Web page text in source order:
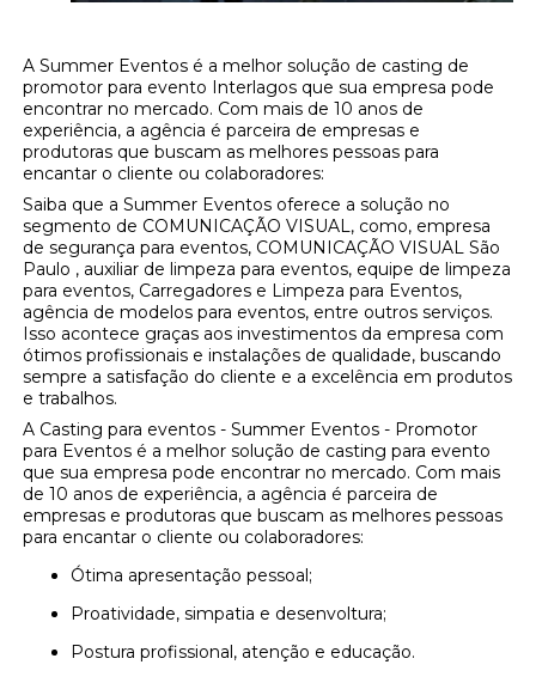
A Summer Eventos é a melhor solução de casting de
promotor para evento Interlagos que sua empresa pode
encontrar no mercado. Com mais de 10 anos de
experiência, a agência é parceira de empresas e
produtoras que buscam as melhores pessoas para
encantar o cliente ou colaboradores:
Saiba que a Summer Eventos oferece a solução no
segmento de COMUNICAÇÃO VISUAL, como, empresa
de segurança para eventos, COMUNICAÇÃO VISUAL São
Paulo , auxiliar de limpeza para eventos, equipe de limpeza
para eventos, Carregadores e Limpeza para Eventos,
agência de modelos para eventos, entre outros serviços.
Isso acontece graças aos investimentos da empresa com
ótimos profissionais e instalações de qualidade, buscando
sempre a satisfação do cliente e a excelência em produtos
e trabalhos.
A Casting para eventos - Summer Eventos - Promotor
para Eventos é a melhor solução de casting para evento
que sua empresa pode encontrar no mercado. Com mais
de 10 anos de experiência, a agência é parceira de
empresas e produtoras que buscam as melhores pessoas
para encantar o cliente ou colaboradores:
Ótima apresentação pessoal;
Proatividade, simpatia e desenvoltura;
Postura profissional, atenção e educação.